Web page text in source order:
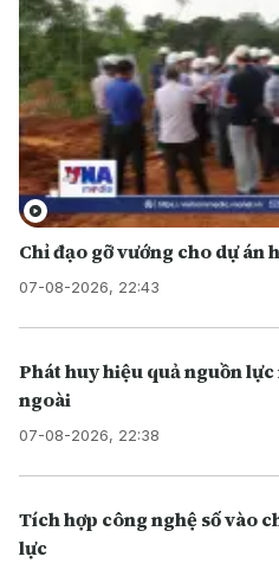
Chỉ đạo gỡ vướng cho dự án
07-08-2026, 22:43
Phát huy hiệu quả nguồn
ngoài
07-08-2026, 22:38
Tích hợp công nghệ số vào
lực